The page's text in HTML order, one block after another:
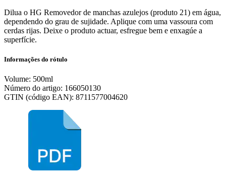
Dilua o HG Removedor de manchas azulejos (produto 21) em água,
dependendo do grau de sujidade. Aplique com uma vassoura com
cerdas rijas. Deixe o produto actuar, esfregue bem e enxagúe a
superfície.
Informações do rótulo
Volume: 500ml
Número do artigo: 166050130
GTIN (código EAN): 8711577004620